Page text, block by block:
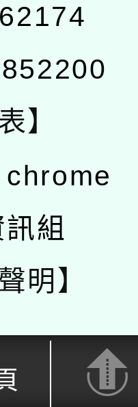
】
chrome
組
明】